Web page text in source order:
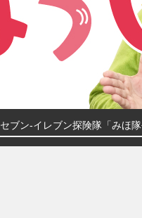
セブン-イレブン探険隊「みほ